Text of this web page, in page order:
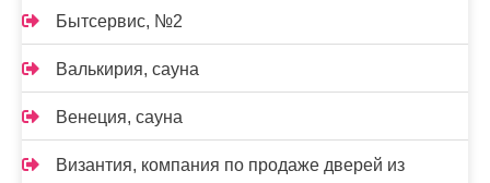
Бытсервис, №2
Валькирия, сауна
Венеция, сауна
Византия, компания по продаже дверей из